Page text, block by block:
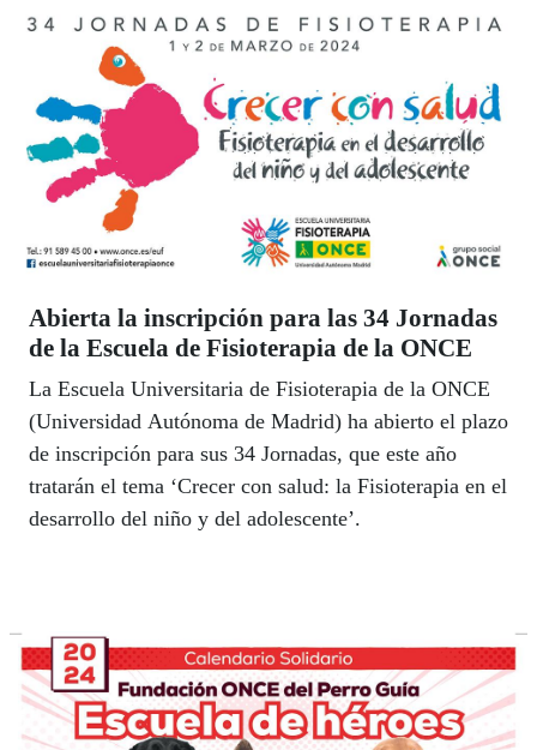
Abierta la inscripción para las 34 Jornadas
de la Escuela de Fisioterapia de la ONCE
La Escuela Universitaria de Fisioterapia de la ONCE
(Universidad Autónoma de Madrid) ha abierto el plazo
de inscripción para sus 34 Jornadas, que este año
tratarán el tema ‘Crecer con salud: la Fisioterapia en el
desarrollo del niño y del adolescente’.